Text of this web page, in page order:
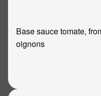
Base sauce tomate,
oignons